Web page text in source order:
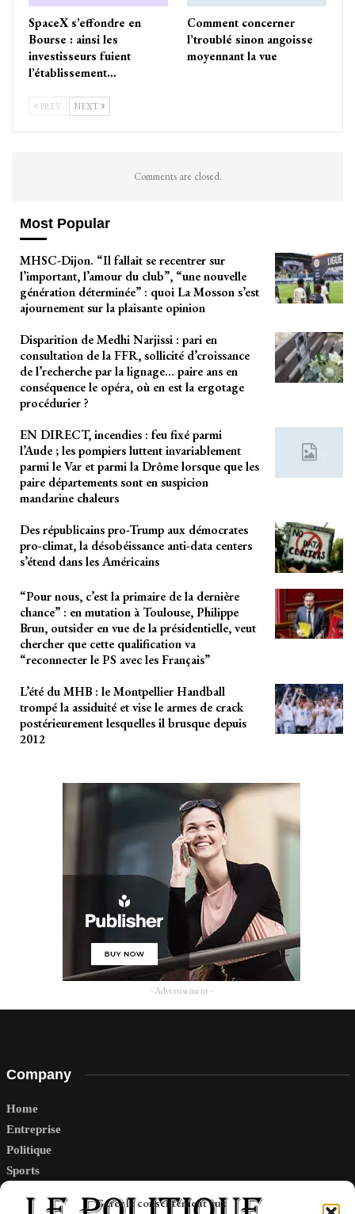
Gérer le consentement aux
SpaceX s’effondre en
Bourse : ainsi les
investisseurs fuient
l’établissement…
Comment concerner
l’troublé sinon angoisse
moyennant la vue
PREV NEXT
Comments are closed.
Most Popular
MHSC-Dijon. “Il fallait se recentrer sur
l’important, l’amour du club”, “une nouvelle
génération déterminée” : quoi La Mosson s’est
ajournement sur la plaisante opinion
Disparition de Medhi Narjissi : pari en
consultation de la FFR, sollicité d’croissance
de l’recherche par la lignage… paire ans en
conséquence le opéra, où en est la ergotage
procédurier ?
EN DIRECT, incendies : feu fixé parmi
l’Aude ; les pompiers luttent invariablement
parmi le Var et parmi la Drôme lorsque que les
paire départements sont en suspicion
mandarine chaleurs
Des républicains pro-Trump aux démocrates
pro-climat, la désobéissance anti-data centers
s’étend dans les Américains
“Pour nous, c’est la primaire de la dernière
chance” : en mutation à Toulouse, Philippe
Brun, outsider en vue de la présidentielle, veut
chercher que cette qualification va
“reconnecter le PS avec les Français”
L’été du MHB : le Montpellier Handball
trompé la assiduité et vise le armes de crack
postérieurement lesquelles il brusque depuis
2012
- Advertisement -
Company
Home
Entreprise
Politique
Sports